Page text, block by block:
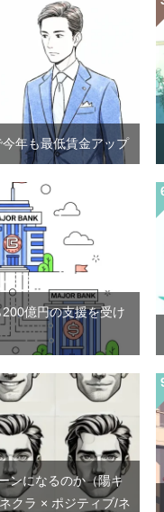
年も最低賃金アップ
億円の支援を受け
ンになるのか（陽キ
クラ × ポジティブ/ネ